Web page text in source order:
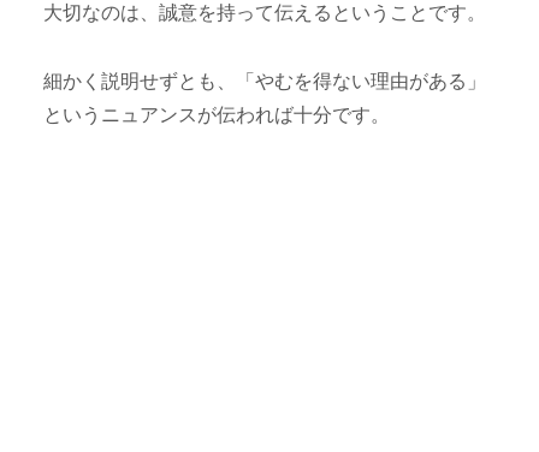
大切なのは、誠意を持って伝えるということです。
細かく説明せずとも、「やむを得ない理由がある」
というニュアンスが伝われば十分です。